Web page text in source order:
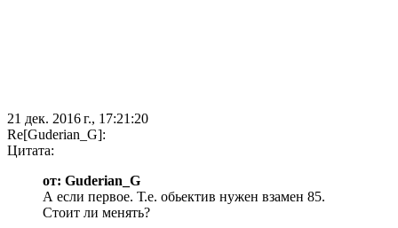
21 дек. 2016 г., 17:21:20
Re[Guderian_G]:
Цитата:
от: Guderian_G
А если первое. Т.е. обьектив нужен взамен 85.
Стоит ли менять?